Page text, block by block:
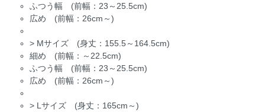
ふつう幅 (前幅：23～25.5cm)
広め (前幅：26cm～)
> Mサイズ (身丈：155.5～164.5cm)
細め (前幅：～22.5cm)
ふつう幅 (前幅：23～25.5cm)
広め (前幅：26cm～)
> Lサイズ (身丈：165cm～)